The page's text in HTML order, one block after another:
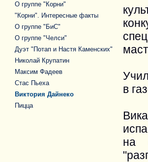
в
на
О группе "Корни"
"Корни". Интересные факты
О группе "БиС"
О группе "Челси"
Дуэт "Потап и Настя Каменских"
Николай Крупатин
Максим Фадеев
Стас Пьеха
Виктория Дайнеко
Пицца